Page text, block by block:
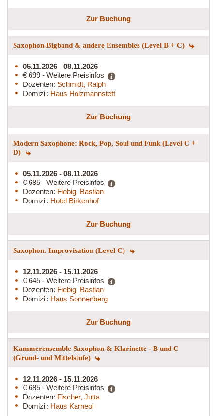
Zur Buchung
Saxophon-Bigband & andere Ensembles (Level B + C)
05.11.2026 - 08.11.2026
€ 699 - Weitere Preisinfos
Dozenten: Schmidt, Ralph
Domizil: Haus Holzmannstett
Zur Buchung
Modern Saxophone: Rock, Pop, Soul und Funk (Level C +
D)
05.11.2026 - 08.11.2026
€ 685 - Weitere Preisinfos
Dozenten: Fiebig, Bastian
Domizil: Hotel Birkenhof
Zur Buchung
Saxophon: Improvisation (Level C)
12.11.2026 - 15.11.2026
€ 645 - Weitere Preisinfos
Dozenten: Fiebig, Bastian
Domizil: Haus Sonnenberg
Zur Buchung
Kammerensemble Saxophon & Klarinette - B und C
(Grund- und Mittelstufe)
12.11.2026 - 15.11.2026
€ 685 - Weitere Preisinfos
Dozenten: Fischer, Jutta
Domizil: Haus Karneol